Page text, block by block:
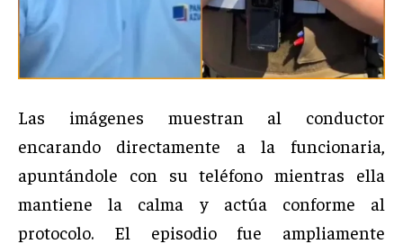
Las imágenes muestran al conductor
encarando directamente a la funcionaria,
apuntándole con su teléfono mientras ella
mantiene la calma y actúa conforme al
protocolo. El episodio fue ampliamente